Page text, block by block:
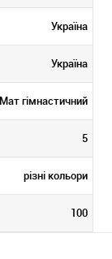
Україна
Україна
гімнастичний
5
різні кольори
100